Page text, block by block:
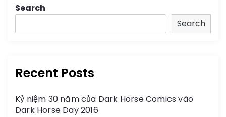
Search
Search
Recent Posts
Kỷ niệm 30 năm của Dark Horse Comics vào
Dark Horse Day 2016